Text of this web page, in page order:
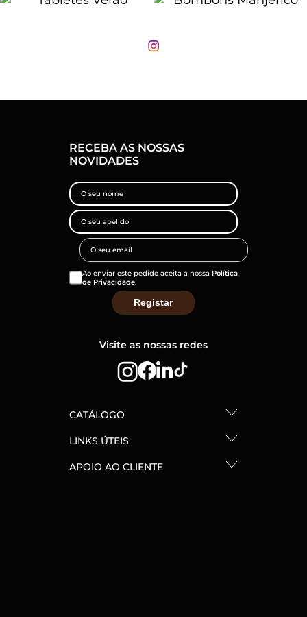
RECEBA AS NOSSAS
NOVIDADES
Ao enviar este pedido aceita a nossa Política
de Privacidade.
Visite as nossas redes
CATÁLOGO
LINKS ÚTEIS
APOIO AO CLIENTE